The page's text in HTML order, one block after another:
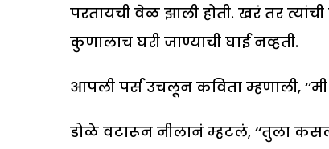
परतायची वेळ झाली होती. खरं तर
कुणालाच घरी जाण्याची घाई नव्हती.
आपली पर्स उचलून कविता म्हणाली,
डोळे वटारून नीलानं म्हटलं, ‘‘तुला